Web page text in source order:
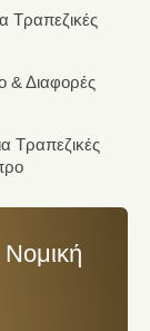
Τραπεζικές
& Διαφορές
Τραπεζικές
Νομική